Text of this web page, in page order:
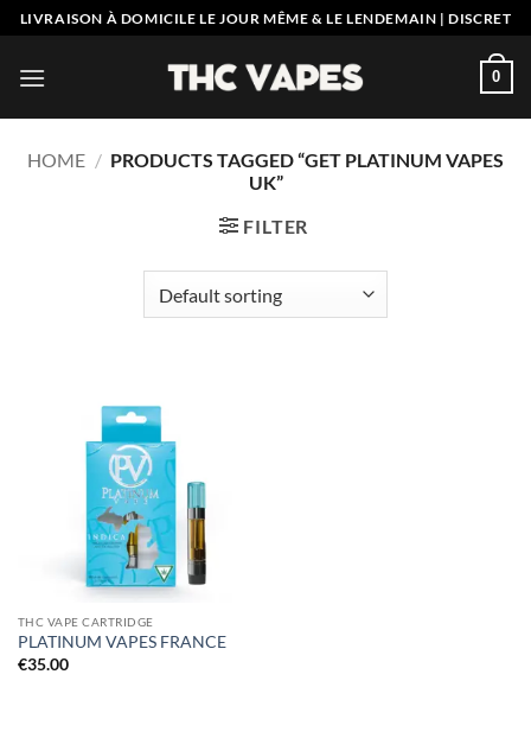
Skip
to
content
LIVRAISON À DOMICILE LE JOUR MÊME & LE LENDEMAIN | DISCRET
0
HOME / PRODUCTS TAGGED “GET PLATINUM VAPES
UK”
FILTER
THC VAPE CARTRIDGE
PLATINUM VAPES FRANCE
€35.00